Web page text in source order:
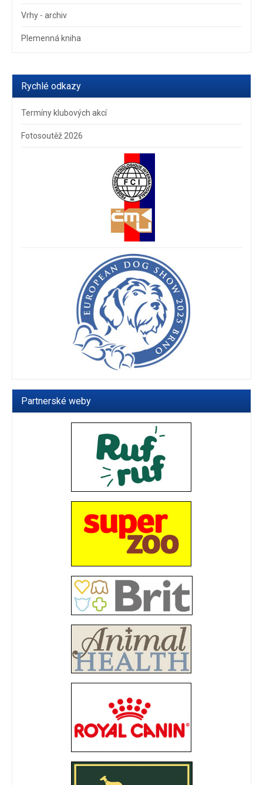
Vrhy - archiv
Plemenná kniha
Rychlé odkazy
Termíny klubových akcí
Fotosoutěž 2026
Partnerské weby